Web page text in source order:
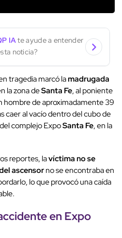
IAte ayude a entender
noticia?
tragedia marcó lamadrugada
la zona deSanta Fe, al poniente
hombre de aproximadamente 39
caer al vacío dentro del cubo de
complejo ExpoSanta Fe, en la
reportes, lavíctima no se
ascensorno se encontraba en
lo que provocó una caída
en Expo